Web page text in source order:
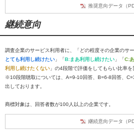
推奨意向データ（
継続意向
調査企業のサービス利用者に、「どの程度その企業のサ
とても利用し続けたい 」「B:まあ利用し続けたい 」「C:
利用し続けたくない 」の4段階で評価をしてもらい比率を
※10段階聴取については、A=9-10回答、B=6-8回答、
出しております。
商標対象は、回答者数が100人以上の企業です。
継続意向データ（